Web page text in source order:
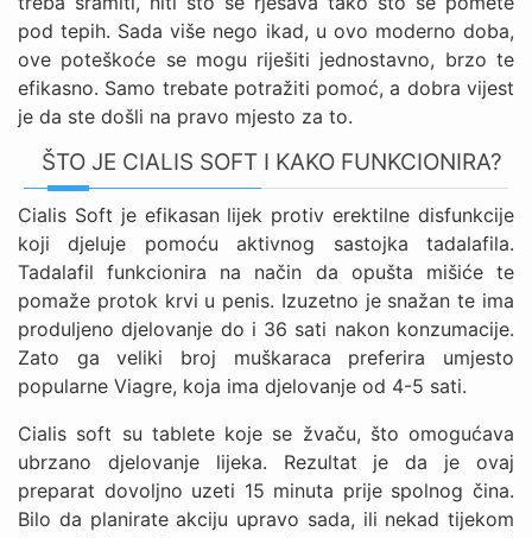
pod tepih. Sada više nego ikad, u ovo moderno doba,
ove poteškoće se mogu riješiti jednostavno, brzo te
efikasno. Samo trebate potražiti pomoć, a dobra vijest
je da ste došli na pravo mjesto za to.
ŠTO JE CIALIS SOFT I KAKO FUNKCIONIRA?
Cialis Soft je efikasan lijek protiv erektilne disfunkcije
koji djeluje pomoću aktivnog sastojka tadalafila.
Tadalafil funkcionira na način da opušta mišiće te
pomaže protok krvi u penis. Izuzetno je snažan te ima
produljeno djelovanje do i 36 sati nakon konzumacije.
Zato ga veliki broj muškaraca preferira umjesto
popularne Viagre, koja ima djelovanje od 4-5 sati.
Cialis soft su tablete koje se žvaču, što omogućava
ubrzano djelovanje lijeka. Rezultat je da je ovaj
preparat dovoljno uzeti 15 minuta prije spolnog čina.
Bilo da planirate akciju upravo sada, ili nekad tijekom